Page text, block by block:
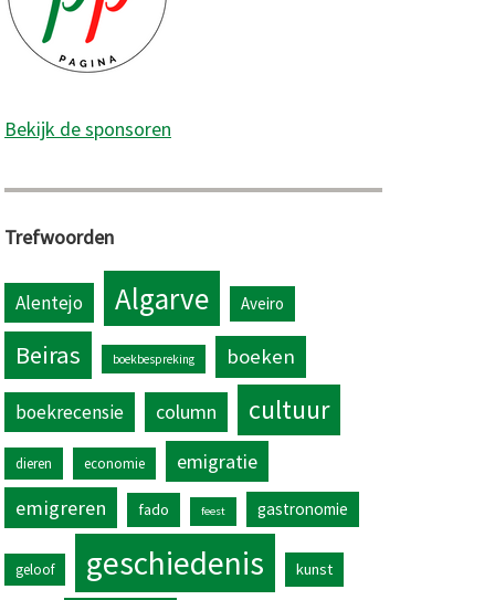
Bekijk de sponsoren
Trefwoorden
Alentejo Algarve Aveiro
Beiras boekbespreking boeken
boekrecensie column cultuur
dieren economie
emigratie
emigreren
fado feest gastronomie
geloof geschiedenis kunst